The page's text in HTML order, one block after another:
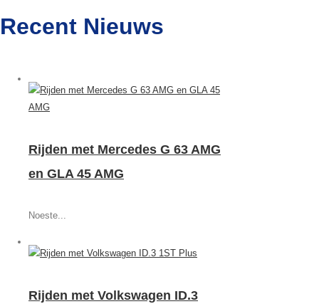
Recent Nieuws
Rijden met Mercedes G 63 AMG
en GLA 45 AMG
Noeste...
Rijden met Volkswagen ID.3